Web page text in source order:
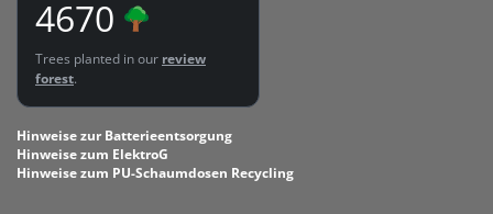
4670
Trees planted in our review
forest.
Hinweise zur Batterieentsorgung
Hinweise zum ElektroG
Hinweise zum PU-Schaumdosen Recycling